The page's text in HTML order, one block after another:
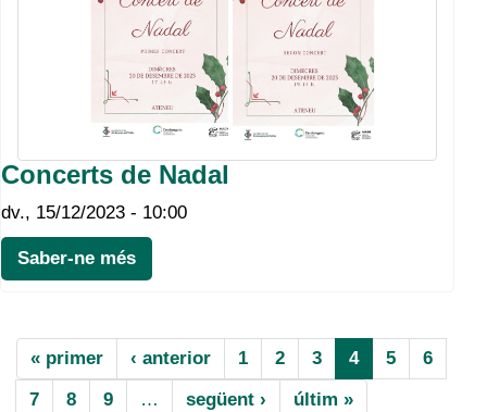
Concerts de Nadal
dv., 15/12/2023 - 10:00
Saber-ne més
Paginació
Primera
pàgina
« primer
Pàgina
anterior
‹ anterior Page
1 Page
2 Page
3
Pàgina
actual
4 Page
5 Page
6
Page
7 Page
8 Page
9 …
Pàgina
següent ›
Última
últim »